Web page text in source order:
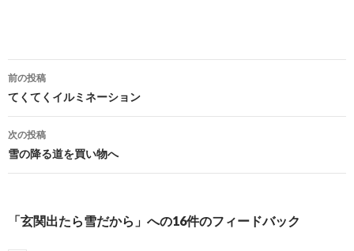
投
稿
ナ
ゲ
前の投稿
てくてくイルミネーション
次の投稿
雪の降る道を買い物へ
「玄関出たら雪だから」への16件のフィードバック